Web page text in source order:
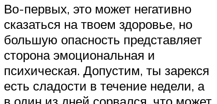
Во-первых, это может негативно
сказаться на твоем здоровье, но
большую опасность представляет
сторона эмоциональная и
психическая. Допустим, ты зарекся
есть сладости в течение недели, а
в один из дней сорвался, что может